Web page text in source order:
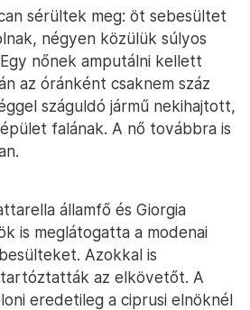
sérültek meg: öt sebesültet
négyen közülük súlyos
nőnek amputálni kellett
az óránként csaknem száz
száguldó jármű nekihajtott,
falának. A nő továbbra is
államfő és Giorgia
is meglátogatta a modenai
Azokkal is
az elkövetőt. A
eredetileg a ciprusi elnöknél